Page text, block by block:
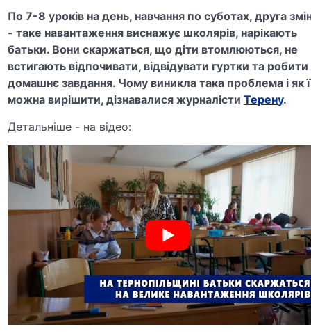
По 7-8 уроків на день, навчання по суботах, друга
- таке навантаження виснажує школярів, нарікають
батьки. Вони скаржаться, що діти втомлюються, не
встигають відпочивати, відвідувати гуртки та робити
домашнє завдання. Чому виникла така проблема і як
можна вирішити, дізнавалися журналістиТерену.
Детальніше - на відео: